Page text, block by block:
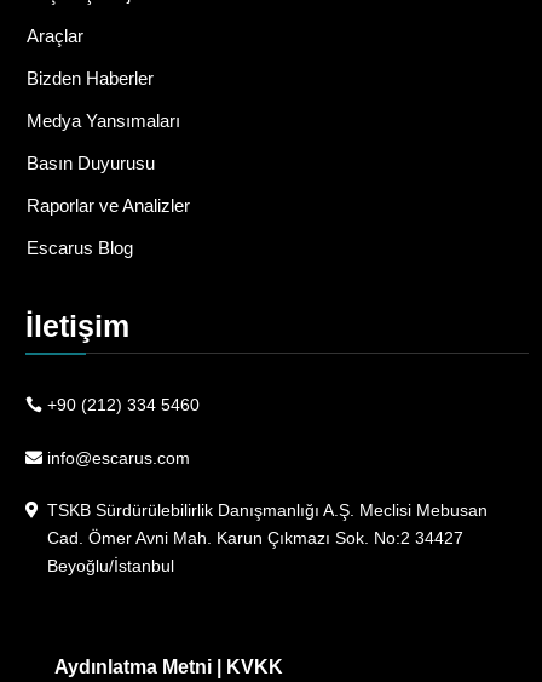
Araçlar
Bizden Haberler
Medya Yansımaları
Basın Duyurusu
Raporlar ve Analizler
Escarus Blog
İletişim
+90 (212) 334 5460
info@escarus.com
TSKB Sürdürülebilirlik Danışmanlığı A.Ş. Meclisi Mebusan
Cad. Ömer Avni Mah. Karun Çıkmazı Sok. No:2 34427
Beyoğlu/İstanbul
Aydınlatma Metni| KVKK